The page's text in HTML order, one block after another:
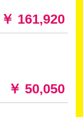
￥ 161,920
￥ 50,050